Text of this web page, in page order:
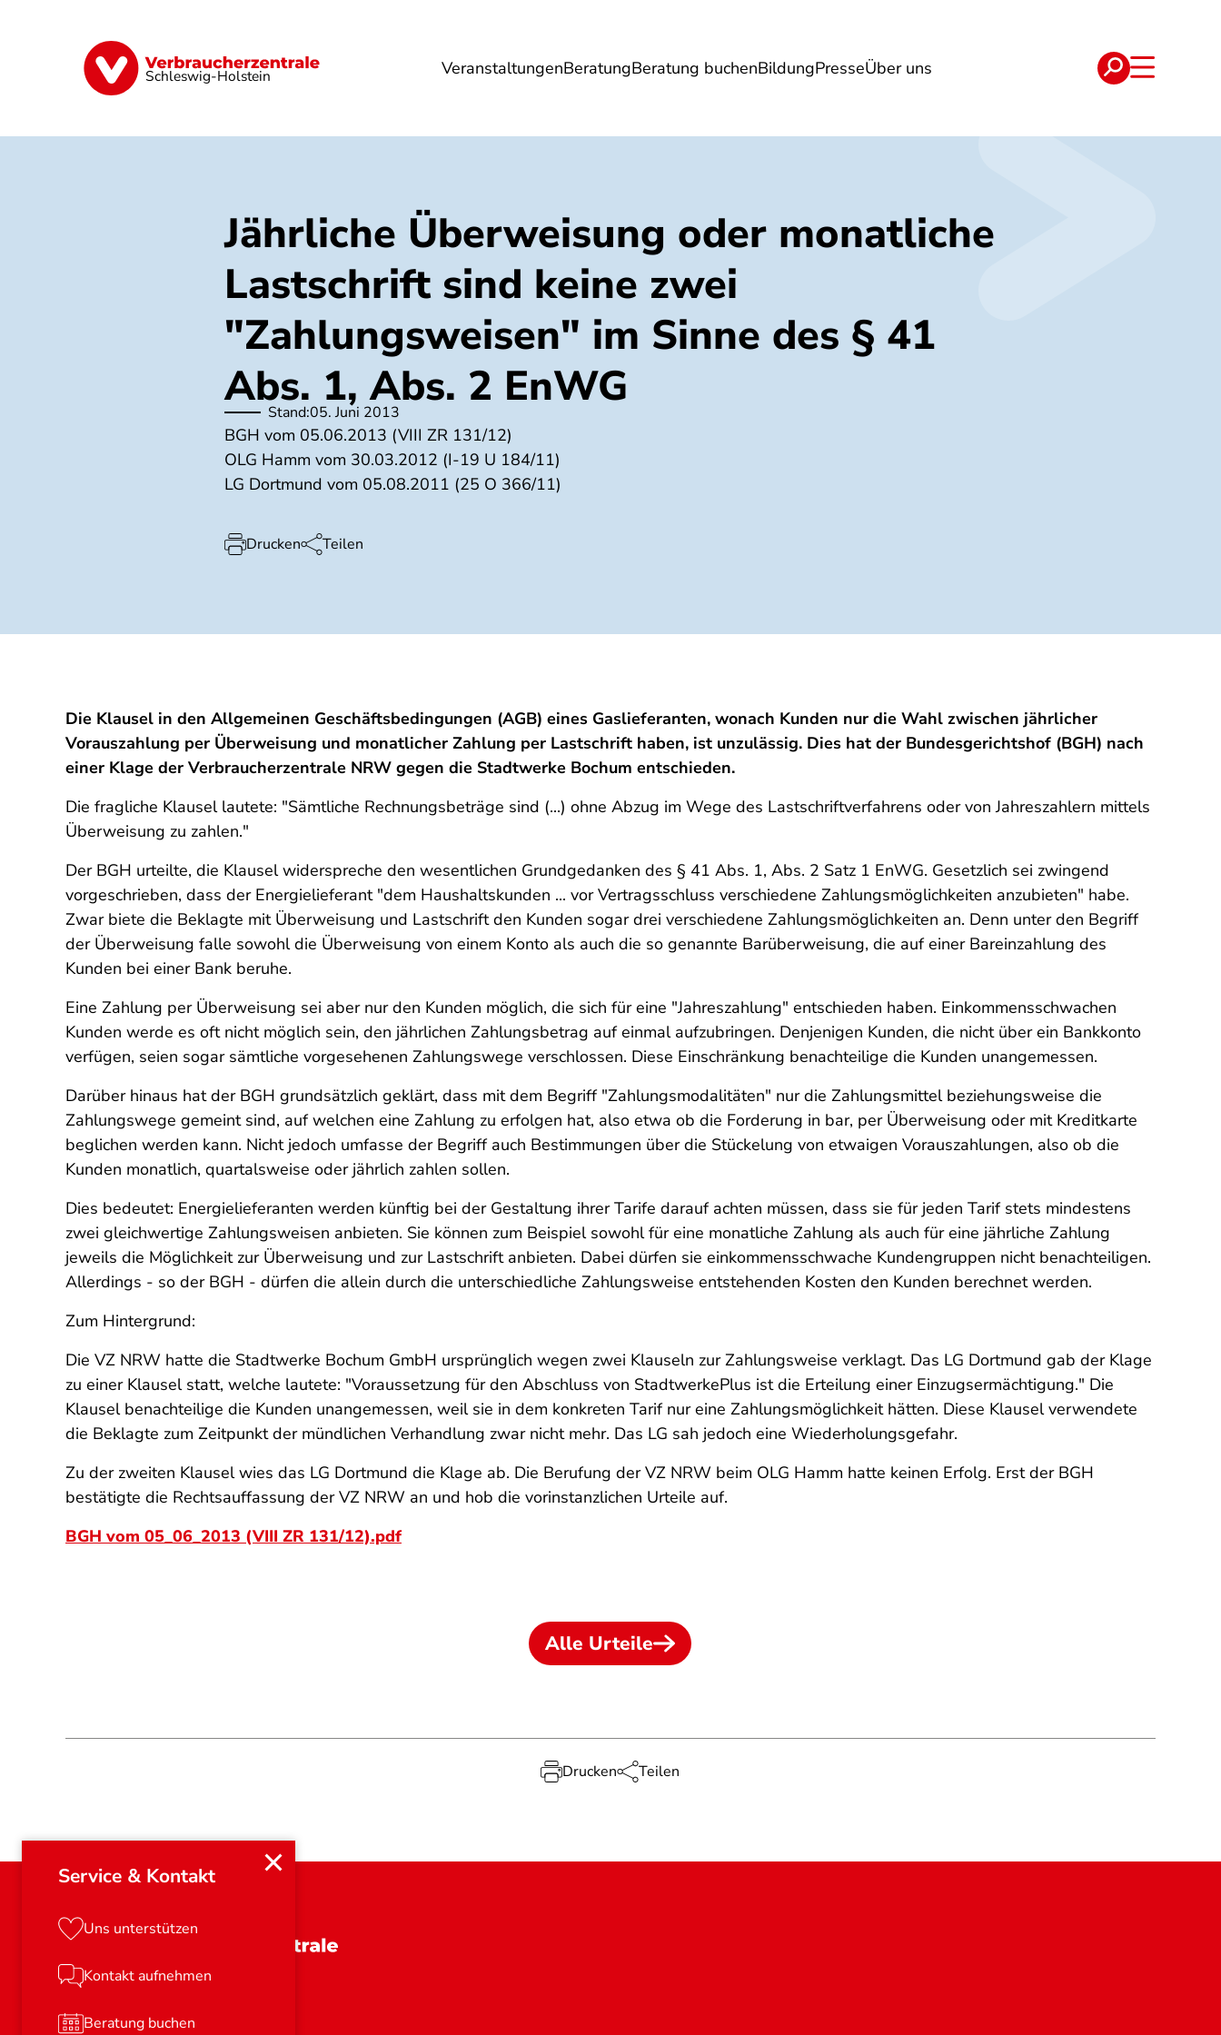
Schleswig-Holstein VeranstaltungenBeratungBeratung buchenBildungPresseÜber uns
Finanzen Digitales Lebensmittel Umwelt Gesundheit Energie Reise Verträge
Service & Kontakt
Uns unterstützen
Kontakt aufnehmen
Beratung buchen
Jährliche Überweisung oder monatliche
Lastschrift sind keine zwei
"Zahlungsweisen" im Sinne des § 41
Abs. 1, Abs. 2 EnWG
Stand:05. Juni 2013
BGH vom 05.06.2013 (VIII ZR 131/12)
OLG Hamm vom 30.03.2012 (I-19 U 184/11)
LG Dortmund vom 05.08.2011 (25 O 366/11)
Drucken Teilen
Die Klausel in den Allgemeinen Geschäftsbedingungen (AGB) eines Gaslieferanten, wonach Kunden nur die Wahl zwischen jährlicher
Vorauszahlung per Überweisung und monatlicher Zahlung per Lastschrift haben, ist unzulässig. Dies hat der Bundesgerichtshof (BGH) nach
einer Klage der Verbraucherzentrale NRW gegen die Stadtwerke Bochum entschieden.
Die fragliche Klausel lautete: "Sämtliche Rechnungsbeträge sind (...) ohne Abzug im Wege des Lastschriftverfahrens oder von Jahreszahlern mittels
Überweisung zu zahlen."
Der BGH urteilte, die Klausel widerspreche den wesentlichen Grundgedanken des § 41 Abs. 1, Abs. 2 Satz 1 EnWG. Gesetzlich sei zwingend
vorgeschrieben, dass der Energielieferant "dem Haushaltskunden ... vor Vertragsschluss verschiedene Zahlungsmöglichkeiten anzubieten" habe.
Zwar biete die Beklagte mit Überweisung und Lastschrift den Kunden sogar drei verschiedene Zahlungsmöglichkeiten an. Denn unter den Begriff
der Überweisung falle sowohl die Überweisung von einem Konto als auch die so genannte Barüberweisung, die auf einer Bareinzahlung des
Kunden bei einer Bank beruhe.
Eine Zahlung per Überweisung sei aber nur den Kunden möglich, die sich für eine "Jahreszahlung" entschieden haben. Einkommensschwachen
Kunden werde es oft nicht möglich sein, den jährlichen Zahlungsbetrag auf einmal aufzubringen. Denjenigen Kunden, die nicht über ein Bankkonto
verfügen, seien sogar sämtliche vorgesehenen Zahlungswege verschlossen. Diese Einschränkung benachteilige die Kunden unangemessen.
Darüber hinaus hat der BGH grundsätzlich geklärt, dass mit dem Begriff "Zahlungsmodalitäten" nur die Zahlungsmittel beziehungsweise die
Zahlungswege gemeint sind, auf welchen eine Zahlung zu erfolgen hat, also etwa ob die Forderung in bar, per Überweisung oder mit Kreditkarte
beglichen werden kann. Nicht jedoch umfasse der Begriff auch Bestimmungen über die Stückelung von etwaigen Vorauszahlungen, also ob die
Kunden monatlich, quartalsweise oder jährlich zahlen sollen.
Dies bedeutet: Energielieferanten werden künftig bei der Gestaltung ihrer Tarife darauf achten müssen, dass sie für jeden Tarif stets mindestens
zwei gleichwertige Zahlungsweisen anbieten. Sie können zum Beispiel sowohl für eine monatliche Zahlung als auch für eine jährliche Zahlung
jeweils die Möglichkeit zur Überweisung und zur Lastschrift anbieten. Dabei dürfen sie einkommensschwache Kundengruppen nicht benachteiligen.
Allerdings - so der BGH - dürfen die allein durch die unterschiedliche Zahlungsweise entstehenden Kosten den Kunden berechnet werden.
Zum Hintergrund:
Die VZ NRW hatte die Stadtwerke Bochum GmbH ursprünglich wegen zwei Klauseln zur Zahlungsweise verklagt. Das LG Dortmund gab der Klage
zu einer Klausel statt, welche lautete: "Voraussetzung für den Abschluss von StadtwerkePlus ist die Erteilung einer Einzugsermächtigung." Die
Klausel benachteilige die Kunden unangemessen, weil sie in dem konkreten Tarif nur eine Zahlungsmöglichkeit hätten. Diese Klausel verwendete
die Beklagte zum Zeitpunkt der mündlichen Verhandlung zwar nicht mehr. Das LG sah jedoch eine Wiederholungsgefahr.
Zu der zweiten Klausel wies das LG Dortmund die Klage ab. Die Berufung der VZ NRW beim OLG Hamm hatte keinen Erfolg. Erst der BGH
bestätigte die Rechtsauffassung der VZ NRW an und hob die vorinstanzlichen Urteile auf.
BGH vom 05_06_2013 (VIII ZR 131/12).pdf
Alle Urteile
Drucken Teilen